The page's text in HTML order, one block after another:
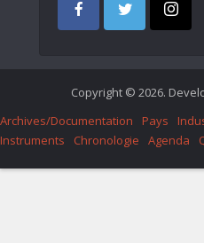
Copyright © 2026.
Archives/Documentation
Pays
Instruments
Chronologie Agenda